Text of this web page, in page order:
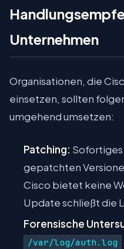
Unternehmen
Organisationen, die
einsetzen, sollten
umgehend umsetzen:
Patching:
gepatchten
Cisco bietet keine
Update schließt die
Forensische
/var/log/auth.log